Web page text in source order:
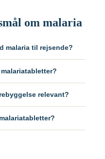
om malaria
malaria til rejsende?
relevant?